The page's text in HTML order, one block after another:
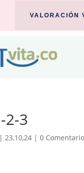
VALORACIÓN
2-3
|23,10,24 |0